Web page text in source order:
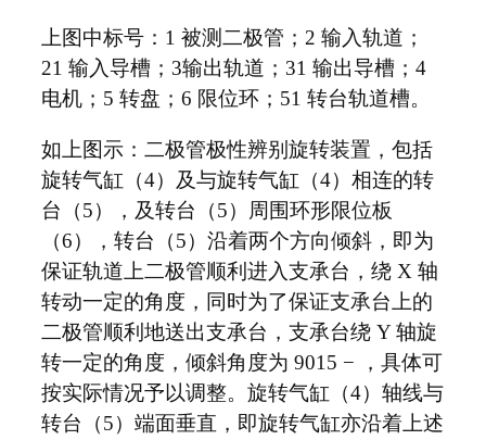
上图中标号：1 被测二极管；2 输入轨道；
21 输入导槽；3输出轨道；31 输出导槽；4
电机；5 转盘；6 限位环；51 转台轨道槽。
如上图示：二极管极性辨别旋转装置，包括
旋转气缸（4）及与旋转气缸（4）相连的转
台（5），及转台（5）周围环形限位板
（6），转台（5）沿着两个方向倾斜，即为
保证轨道上二极管顺利进入支承台，绕 X 轴
转动一定的角度，同时为了保证支承台上的
二极管顺利地送出支承台，支承台绕 Y 轴旋
转一定的角度，倾斜角度为 9015 − ，具体可
按实际情况予以调整。旋转气缸（4）轴线与
转台（5）端面垂直，即旋转气缸亦沿着上述